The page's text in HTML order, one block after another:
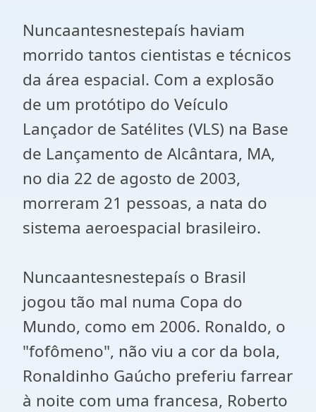
Nuncaantesnestepaís haviam
morrido tantos cientistas e técnicos
da área espacial. Com a explosão
de um protótipo do Veículo
Lançador de Satélites (VLS) na Base
de Lançamento de Alcântara, MA,
no dia 22 de agosto de 2003,
morreram 21 pessoas, a nata do
sistema aeroespacial brasileiro.
Nuncaantesnestepaís o Brasil
jogou tão mal numa Copa do
Mundo, como em 2006. Ronaldo, o
"fofômeno", não viu a cor da bola,
Ronaldinho Gaúcho preferiu farrear
à noite com uma francesa, Roberto